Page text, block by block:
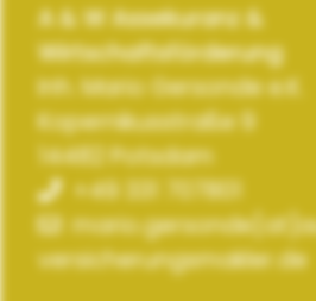
A & W Assekuranz &
Wirtschaftsförderung
Inh. Mario Gersonde e.K.
Kopernikusstraße 9
14482 Potsdam
+49 331 707801
versicherungsmakler.de